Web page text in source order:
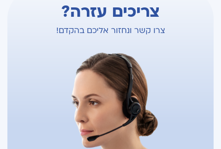
צריכים עזרה?
צרו קשר ונחזור אליכם בהקדם!